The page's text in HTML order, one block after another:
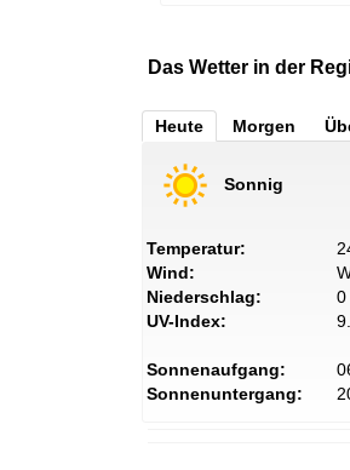
Das Wetter in der
Heute Morgen
Sonnig
Temperatur:
Wind:
Niederschlag:
0
UV-Index:
Sonnenaufgang:
Sonnenuntergang: